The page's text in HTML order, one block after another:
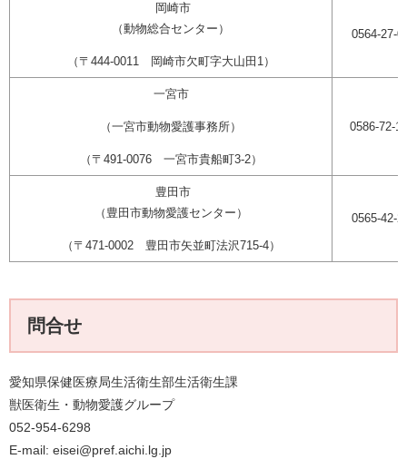
岡崎市
（動物総合センター）
（〒444-0011 岡崎市欠町字大山田1）
0564-27-
一宮市
（一宮市動物愛護事務所）
（〒491-0076 一宮市貴船町3-2）
0586-72-
豊田市
（豊田市動物愛護センター）
（〒471-0002 豊田市矢並町法沢715-4）
0565-42-
問合せ
愛知県保健医療局生活衛生部生活衛生課
獣医衛生・動物愛護グループ
052-954-6298
E-mail: eisei@pref.aichi.lg.jp